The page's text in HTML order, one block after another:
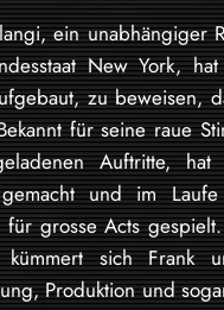
ein unabhängiger
New York,
zu beweisen,
für seine raue
Auftritte,
und im
für grosse Acts
kümmert sich Frank
Produktion und